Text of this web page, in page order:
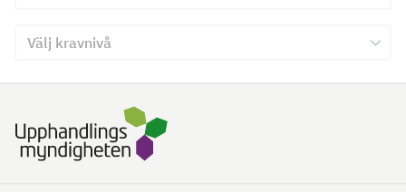
Välj kravnivå för kriterie 3
Skicka in formulär för kriterie 3